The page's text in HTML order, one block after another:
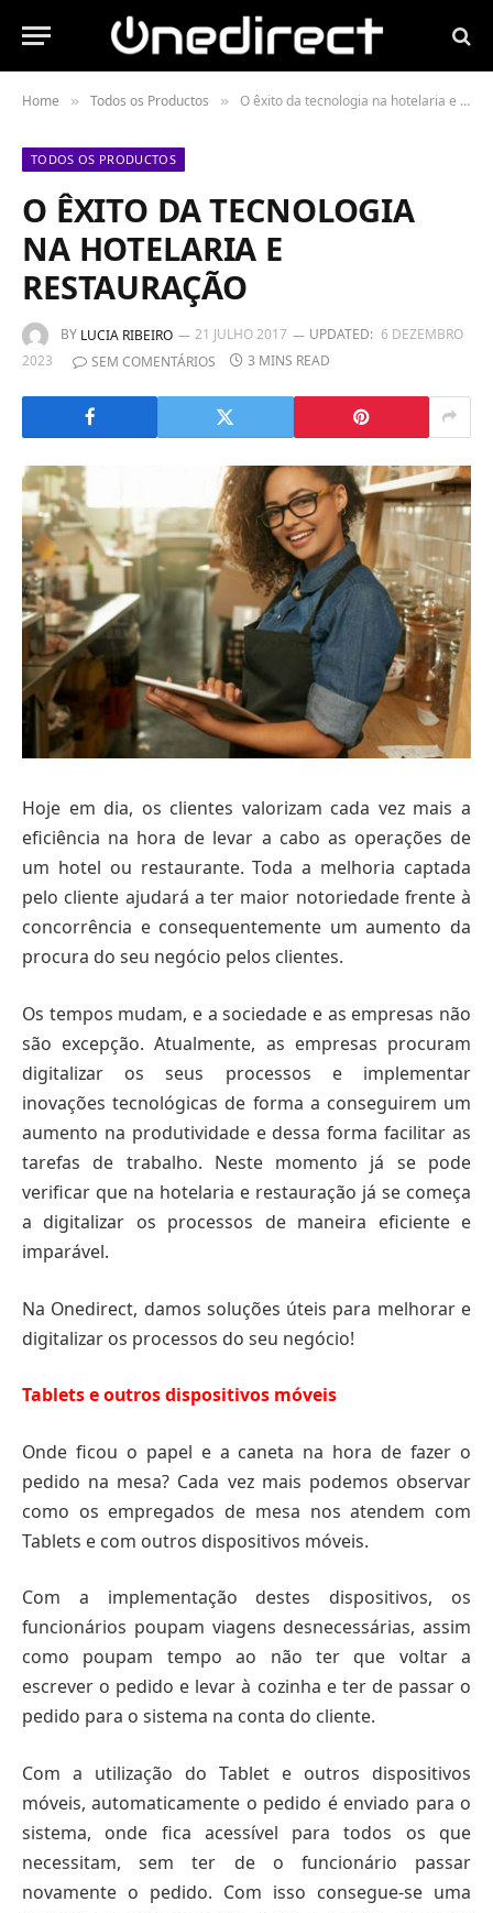
Home » Todos os Productos » O êxito da tecnologia na hotelaria e restauração
TODOS OS PRODUCTOS
O ÊXITO DA TECNOLOGIA
NA HOTELARIA E
RESTAURAÇÃO
BY LUCIA RIBEIRO 21 JULHO 2017 UPDATED: 6 DEZEMBRO
2023
SEM COMENTÁRIOS 3 MINS READ
Hoje em dia, os clientes valorizam cada vez mais a
eficiência na hora de levar a cabo as operações de
um hotel ou restaurante. Toda a melhoria captada
pelo cliente ajudará a ter maior notoriedade frente à
concorrência e consequentemente um aumento da
procura do seu negócio pelos clientes.
Os tempos mudam, e a sociedade e as empresas não
são excepção. Atualmente, as empresas procuram
digitalizar os seus processos e implementar
inovações tecnológicas de forma a conseguirem um
aumento na produtividade e dessa forma facilitar as
tarefas de trabalho. Neste momento já se pode
verificar que na hotelaria e restauração já se começa
a digitalizar os processos de maneira eficiente e
imparável.
Na Onedirect, damos soluções úteis para melhorar e
digitalizar os processos do seu negócio!
Tablets e outros dispositivos móveis
Onde ficou o papel e a caneta na hora de fazer o
pedido na mesa? Cada vez mais podemos observar
como os empregados de mesa nos atendem com
Tablets e com outros dispositivos móveis.
Com a implementação destes dispositivos, os
funcionários poupam viagens desnecessárias, assim
como poupam tempo ao não ter que voltar a
escrever o pedido e levar à cozinha e ter de passar o
pedido para o sistema na conta do cliente.
Com a utilização do Tablet e outros dispositivos
móveis, automaticamente o pedido é enviado para o
sistema, onde fica acessível para todos os que
necessitam, sem ter de o funcionário passar
novamente o pedido. Com isso consegue-se uma